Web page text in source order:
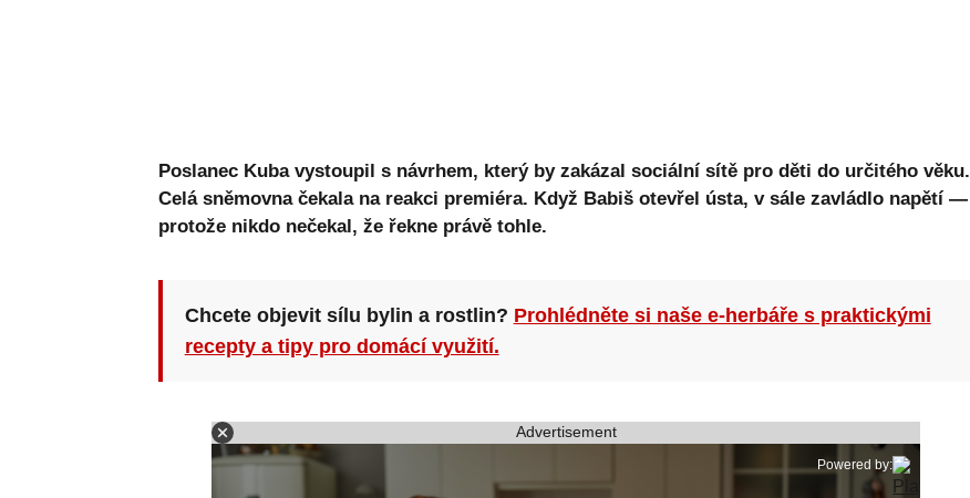
Poslanec Kuba vystoupil s návrhem, který by zakázal sociální sítě pro děti do určitého věku.
Celá sněmovna čekala na reakci premiéra. Když Babiš otevřel ústa, v sále zavládlo napětí —
protože nikdo nečekal, že řekne právě tohle.
Chcete objevit sílu bylin a rostlin? Prohlédněte si naše e-herbáře s praktickými
recepty a tipy pro domácí využití.
Advertisement
Powered by: